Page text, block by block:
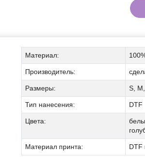
Материал:
Производитель:
Размеры: S,
Тип нанесения: DTF
Цвета:
Материал принта: DTF